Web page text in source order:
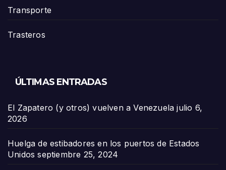
Transporte
Trasteros
ÚLTIMAS ENTRADAS
El Zapatero (y otros) vuelven a Venezuela julio 6,
2026
Huelga de estibadores en los puertos de Estados
Unidos septiembre 25, 2024